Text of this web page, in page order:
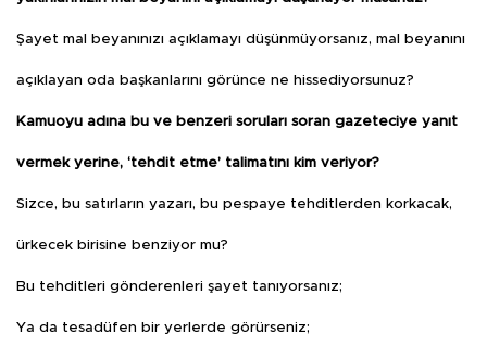
Şayet mal beyanınızı açıklamayı düşünmüyorsanız, mal beyanını
açıklayan oda başkanlarını görünce ne hissediyorsunuz?
Kamuoyu adına bu ve benzeri soruları soran gazeteciye yanıt
vermek yerine, ‘tehdit etme’ talimatını kim veriyor?
Sizce, bu satırların yazarı, bu pespaye tehditlerden korkacak,
ürkecek birisine benziyor mu?
Bu tehditleri gönderenleri şayet tanıyorsanız;
Ya da tesadüfen bir yerlerde görürseniz;